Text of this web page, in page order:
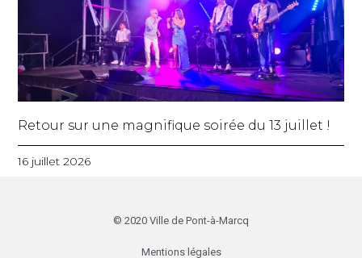
Retour sur une magnifique soirée du 13 juillet !
16 juillet 2026
© 2020 Ville de Pont-à-Marcq
Mentions légales